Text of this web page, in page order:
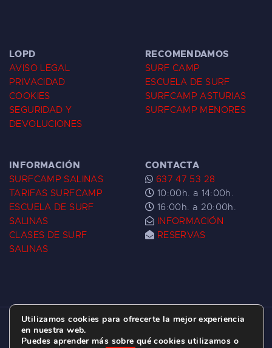
LOPD
AVISO LEGAL
PRIVACIDAD
COOKIES
SEGURIDAD Y
DEVOLUCIONES
RECOMENDAMOS
SURF CAMP
ESCUELA DE SURF
SURFCAMP ASTURIAS
SURFCAMP MENORES
INFORMACIÓN
SURFCAMP SALINAS
TARIFAS SURFCAMP
ESCUELA DE SURF
SALINAS
CLASES DE SURF
SALINAS
CONTACTA
637 47 53 28
10:00h. a 14:00h.
16:00h. a 20:00h.
INFORMACIÓN
RESERVAS
ESCUELA DE SURF LAS DUNAS ©
2026.
C/ BERNARDO ÁLVAREZ GALAN 1, SALINAS
Utilizamos cookies para ofrecerte la mejor experiencia
en nuestra web.
Puedes aprender más sobre qué cookies utilizamos o